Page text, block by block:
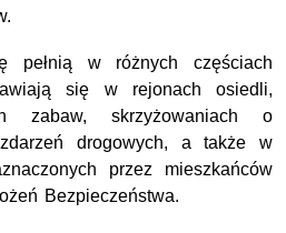
pełnią w różnych częściach
się w rejonach osiedli,
zabaw, skrzyżowaniach o
drogowych, a także w
przez mieszkańców
Bezpieczeństwa.